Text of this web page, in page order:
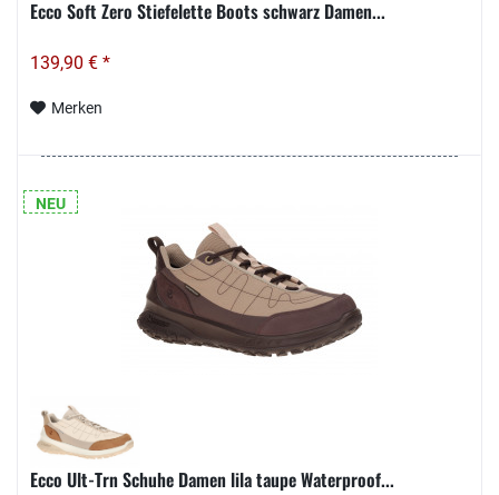
Ecco Soft Zero Stiefelette Boots schwarz Damen...
139,90 € *
Merken
NEU
Ecco Ult-Trn Schuhe Damen lila taupe Waterproof...